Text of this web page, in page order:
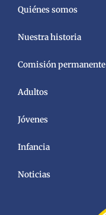
Quiénes somos
Nuestra historia
Comisión permanente
Adultos
Jóvenes
Infancia
Noticias